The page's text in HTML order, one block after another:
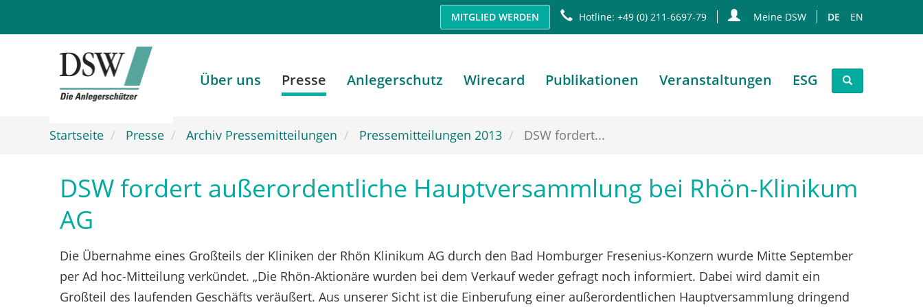
MITGLIED WERDEN Hotline: +49 (0) 211-6697-79 Meine DSW DE EN
Über uns Presse Anlegerschutz Wirecard Publikationen Veranstaltungen ESG
Startseite Presse Archiv Pressemitteilungen Pressemitteilungen 2013 DSW fordert...
DSW fordert außerordentliche Hauptversammlung bei Rhön-Klinikum
AG
Die Übernahme eines Großteils der Kliniken der Rhön Klinikum AG durch den Bad Homburger Fresenius-Konzern wurde Mitte September
per Ad hoc-Mitteilung verkündet. „Die Rhön-Aktionäre wurden bei dem Verkauf weder gefragt noch informiert. Dabei wird damit ein
Großteil des laufenden Geschäfts veräußert. Aus unserer Sicht ist die Einberufung einer außerordentlichen Hauptversammlung dringend